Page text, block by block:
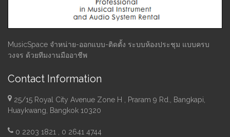
MusicSpace จำหน่าย-ออกแบบ-ติดตั้ง ระบบห้องประชุม แบบครบ
วงจร ด้วยทีมงานมืออาชีพ
Contact Information
25/15 Royal City Avenue Zone H , Praram 9 Rd., Bangkapi,
Huaykwang, Bangkok 10320
0 2203 1821 , 0 2641 4744